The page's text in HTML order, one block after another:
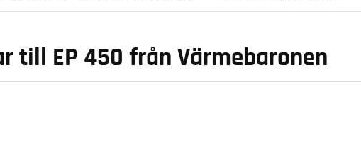
till EP 450 från Värmebaronen